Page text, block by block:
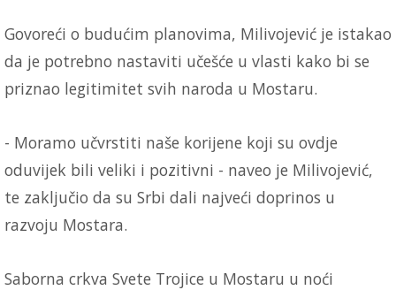
Govoreći o budućim planovima, Milivojević je istakao
da je potrebno nastaviti učešće u vlasti kako bi se
priznao legitimitet svih naroda u Mostaru.
- Moramo učvrstiti naše korijene koji su ovdje
oduvijek bili veliki i pozitivni - naveo je Milivojević,
te zaključio da su Srbi dali najveći doprinos u
razvoju Mostara.
Saborna crkva Svete Trojice u Mostaru u noći